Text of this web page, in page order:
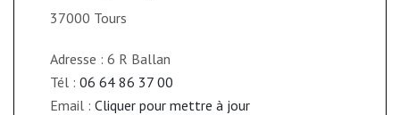
37000 Tours
Adresse : 6 R Ballan
Tél : 06 64 86 37 00
Email : Cliquer pour mettre à jour